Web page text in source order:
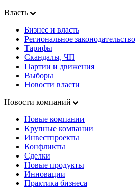
Власть
Бизнес и власть
Региональное законодательство
Тарифы
Скандалы, ЧП
Партии и движения
Выборы
Новости власти
Новости компаний
Новые компании
Крупные компании
Инвестпроекты
Конфликты
Сделки
Новые продукты
Инновации
Практика бизнеса